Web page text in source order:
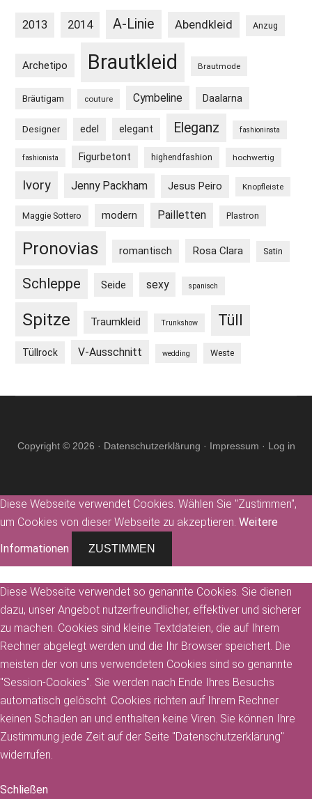
2013 2014 A-Linie Abendkleid Anzug
Archetipo Brautkleid Brautmode
Bräutigam couture Cymbeline Daalarna
Designer edel elegant Eleganz fashioninsta
fashionista Figurbetont highendfashion hochwertig
Ivory Jenny Packham Jesus Peiro Knopfleiste
Maggie Sottero modern Pailletten Plastron
Pronovias romantisch Rosa Clara Satin
Schleppe Seide sexy spanisch
Spitze Traumkleid Trunkshow Tüll
Tüllrock V-Ausschnitt wedding Weste
Copyright © 2026 · Datenschutzerklärung · Impressum · Log in
Diese Webseite verwendet Cookies. Wählen Sie "Zustimmen",
um Cookies von dieser Webseite zu akzeptieren. Weitere
Informationen
ZUSTIMMEN
Diese Webseite verwendet so genannte Cookies. Sie dienen
dazu, unser Angebot nutzerfreundlicher, effektiver und sicherer
zu machen. Cookies sind kleine Textdateien, die auf Ihrem
Rechner abgelegt werden und die Ihr Browser speichert. Die
meisten der von uns verwendeten Cookies sind so genannte
"Session-Cookies". Sie werden nach Ende Ihres Besuchs
automatisch gelöscht. Cookies richten auf Ihrem Rechner
keinen Schaden an und enthalten keine Viren. Sie können Ihre
Zustimmung jede Zeit auf der Seite "Datenschutzerklärung"
widerrufen.
Schließen